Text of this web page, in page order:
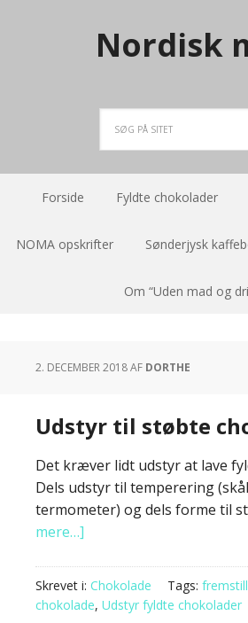
Nordisk
Forside Fyldte chokolader
NOMA opskrifter Sønderjysk
Om “Uden mad og
2. DECEMBER 2018AF DORTHE
Udstyr til støbte
Det kræver lidt udstyr at lave
Dels udstyr til temperering
termometer) og dels forme til
mere…]
Skrevet i: Chokolade Tags:
chokolade, Udstyr fyldte chokolader